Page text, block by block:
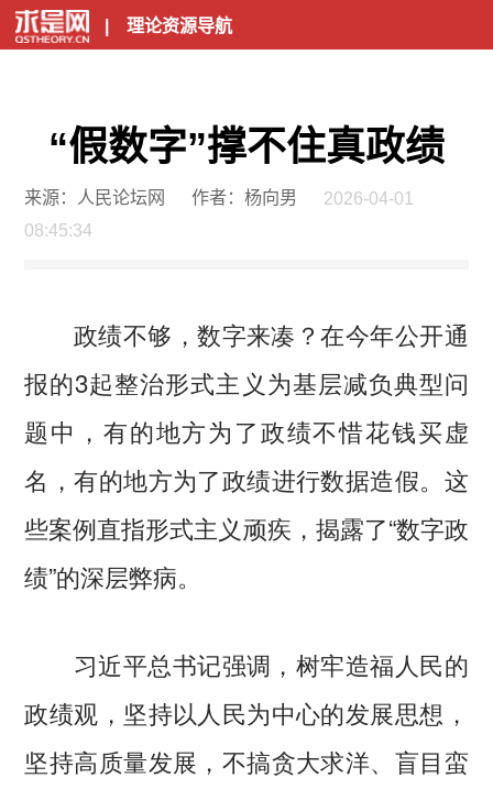
| 理论资源导航
“假数字”撑不住真政绩
来源：人民论坛网 作者：杨向男
2026-04-01
08:45:34
政绩不够，数字来凑？在今年公开通
报的3起整治形式主义为基层减负典型问
题中，有的地方为了政绩不惜花钱买虚
名，有的地方为了政绩进行数据造假。这
些案例直指形式主义顽疾，揭露了“数字政
绩”的深层弊病。
习近平总书记强调，树牢造福人民的
政绩观，坚持以人民为中心的发展思想，
坚持高质量发展，不搞贪大求洋、盲目蛮